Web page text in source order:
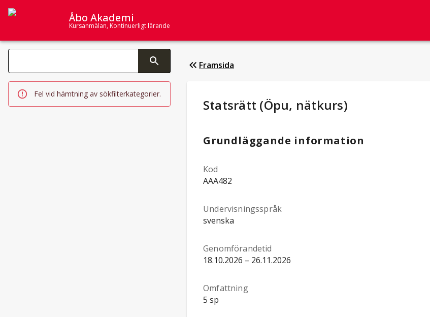
Åbo Akademi
Kursanmälan, Kontinuerligt lärande
Sök­kategorier
Ändring av text aktiverar sökfunktionen
Fel vid hämtning av sökfilterkategorier.
Framsida
Studieuppgifter:
Statsrätt (Öpu, nätkurs)
Grundläggande information
Kod
AAA482
Undervisningsspråk
svenska
Genomförandetid
18.10.2026 – 26.11.2026
Omfattning
5 sp